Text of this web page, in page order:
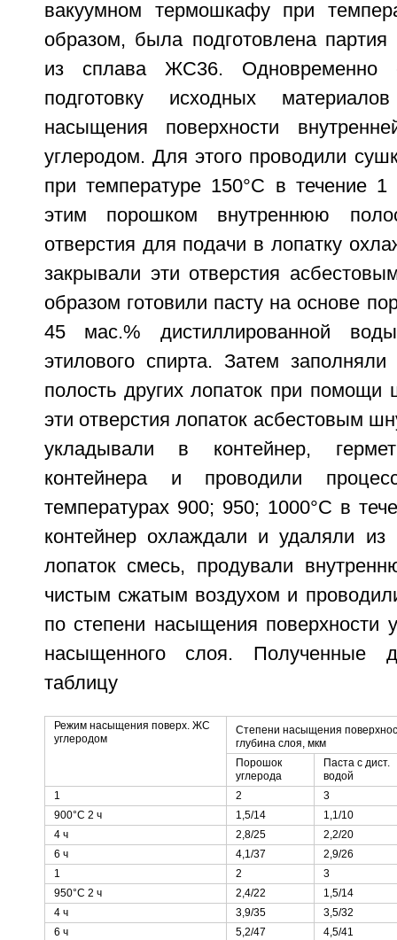
вакуумном термошкафу при
образом, была подготовлена
из сплава ЖС36. Одновременно
подготовку исходных
насыщения поверхности
углеродом. Для этого проводили
при температуре 150°С в течение
этим порошком внутреннюю
отверстия для подачи в лопатку
закрывали эти отверстия
образом готовили пасту на основе
45 мас.% дистиллированной
этилового спирта. Затем
полость других лопаток при
эти отверстия лопаток асбестовым
укладывали в контейнер,
контейнера и проводили
температурах 900; 950; 1000°С в
контейнер охлаждали и удаляли из
лопаток смесь, продували
чистым сжатым воздухом и
по степени насыщения поверхности
насыщенного слоя. Полученные
таблицу
Режим насыщения поверх. ЖС
углеродом
Степени насыщения
глубина слоя, мкм
Порошок
углерода
Паста с дист.
водой
1
2
3
900°С 2 ч
1,5/14
1,1/10
4 ч
2,8/25
2,2/20
6 ч
4,1/37
2,9/26
1
2
3
950°С 2 ч
2,4/22
1,5/14
4 ч
3,9/35
3,5/32
6 ч
5,2/47
4,5/41